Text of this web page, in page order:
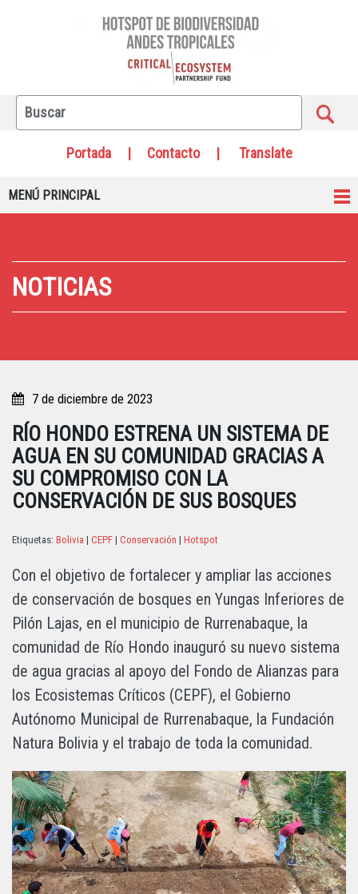
Portada| Contacto| Translate
MENÚ PRINCIPAL
NOTICIAS
7 de diciembre de 2023
RÍO HONDO ESTRENA UN SISTEMA DE
AGUA EN SU COMUNIDAD GRACIAS A
SU COMPROMISO CON LA
CONSERVACIÓN DE SUS BOSQUES
Etiquetas: Bolivia | CEPF | Conservación | Hotspot
Con el objetivo de fortalecer y ampliar las acciones
de conservación de bosques en Yungas Inferiores de
Pilón Lajas, en el municipio de Rurrenabaque, la
comunidad de Río Hondo inauguró su nuevo sistema
de agua gracias al apoyo del Fondo de Alianzas para
los Ecosistemas Críticos (CEPF), el Gobierno
Autónomo Municipal de Rurrenabaque, la Fundación
Natura Bolivia y el trabajo de toda la comunidad.